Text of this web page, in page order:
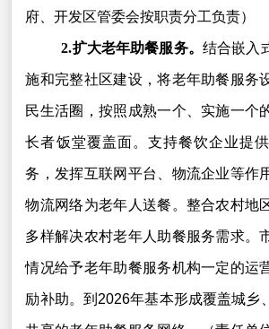
府、开发区管委会按职责分工负责）
2.扩大老年助餐服务。 结合嵌入
施和完整社区建设，将老年助餐服务
民生活圈，按照成熟一个、实施一个
长者饭堂覆盖面。支持餐饮企业提
务，发挥互联网平台、物流企业等作
物流网络为老年人送餐。整合农村地
多样解决农村老年人助餐服务需求。
情况给予老年助餐服务机构一定的运
励补助。到2026年基本形成覆盖城乡